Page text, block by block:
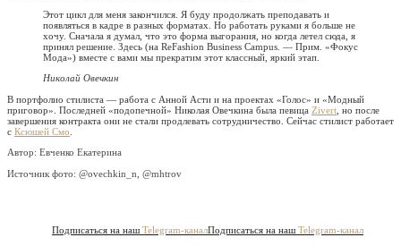
Этот цикл для меня закончился. Я буду продолжать преподавать и
появляться в кадре в разных форматах. Но работать руками я больше не
хочу. Сначала я думал, что это форма выгорания, но когда летел сюда, я
принял решение. Здесь (на ReFashion Business Campus. — Прим. «Фокус
Мода») вместе с вами мы прекратим этот классный, яркий этап.
Николай Овечкин
В портфолио стилиста — работа с Анной Асти и на проектах «Голос» и «Модный
приговор». Последней «подопечной» Николая Овечкина была певица Zivert , но после
завершения контракта они не стали продлевать сотрудничество. Сейчас стилист работает
с Ксюшей Смо
Автор: Евченко Екатерина
Источник фото: @ovechkin_n, @mhtrov
Подписаться на наш Telegram-каналПодписаться на наш Telegram-канал